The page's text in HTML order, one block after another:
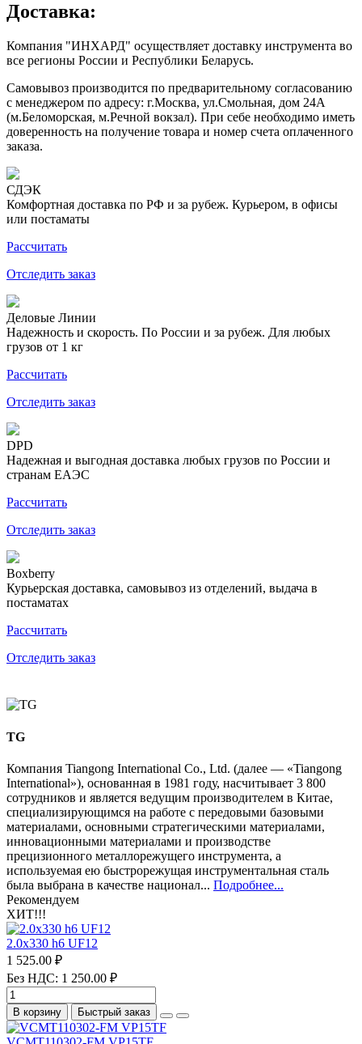
Доставка:
Компания "ИНХАРД" осуществляет доставку инструмента во
все регионы России и Республики Беларусь.
Самовывоз производится по предварительному согласованию
с менеджером по адресу: г.Москва, ул.Смольная, дом 24А
(м.Беломорская, м.Речной вокзал). При себе необходимо иметь
доверенность на получение товара и номер счета оплаченного
заказа.
СДЭК
Комфортная доставка по РФ и за рубеж. Курьером, в офисы
или постаматы
Рассчитать
Отследить заказ
Деловые Линии
Надежность и скорость. По России и за рубеж. Для любых
грузов от 1 кг
Рассчитать
Отследить заказ
DPD
Надежная и выгодная доставка любых грузов по России и
странам ЕАЭС
Рассчитать
Отследить заказ
Boxberry
Курьерская доставка, самовывоз из отделений, выдача в
постаматах
Рассчитать
Отследить заказ
TG
Компания Tiangong International Co., Ltd. (далее — «Tiangong
International»), основанная в 1981 году, насчитывает 3 800
сотрудников и является ведущим производителем в Китае,
специализирующимся на работе с передовыми базовыми
материалами, основными стратегическими материалами,
инновационными материалами и производстве
прецизионного металлорежущего инструмента, а
используемая ею быстрорежущая инструментальная сталь
была выбрана в качестве национал... Подробнее...
Рекомендуем
ХИТ!!!
2.0х330 h6 UF12
1 525.00 ₽
Без НДС: 1 250.00 ₽
В корзину Быстрый заказ